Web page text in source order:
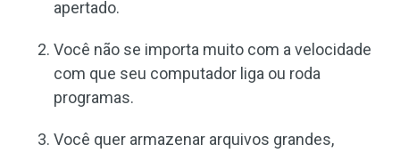
apertado.
Você não se importa muito com a velocidade
com que seu computador liga ou roda
programas.
Você quer armazenar arquivos grandes,